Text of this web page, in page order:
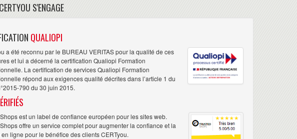
CERTYOU S'ENGAGE
QUALIOPI
a été reconnu par le BUREAU VERITAS pour la qualité de ces
et lui a décerné la certification Qualiopi Formation
La certification de services Qualiopi Formation
répond aux exigences qualité décrites dans l’article 1 du
790 du 30 juin 2015.
est un label de confiance européen pour les sites web.
offre un service complet pour augmenter la confiance et la
ligne pour le bénéfice des clients CERTyou.